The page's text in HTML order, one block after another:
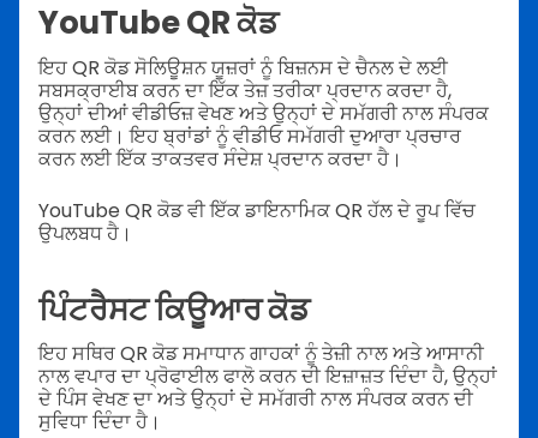
YouTube QR ਕੋਡ
ਇਹ QR ਕੋਡ ਸੋਲਿਊਸ਼ਨ ਯੂਜ਼ਰਾਂ ਨੂੰ ਬਿਜ਼ਨਸ ਦੇ ਚੈਨਲ ਦੇ ਲਈ
ਸਬਸਕ੍ਰਾਈਬ ਕਰਨ ਦਾ ਇੱਕ ਤੇਜ਼ ਤਰੀਕਾ ਪ੍ਰਦਾਨ ਕਰਦਾ ਹੈ,
ਉਨ੍ਹਾਂ ਦੀਆਂ ਵੀਡੀਓਜ਼ ਵੇਖਣ ਅਤੇ ਉਨ੍ਹਾਂ ਦੇ ਸਮੱਗਰੀ ਨਾਲ ਸੰਪਰਕ
ਕਰਨ ਲਈ। ਇਹ ਬ੍ਰਾਂਡਾਂ ਨੂੰ ਵੀਡੀਓ ਸਮੱਗਰੀ ਦੁਆਰਾ ਪ੍ਰਚਾਰ
ਕਰਨ ਲਈ ਇੱਕ ਤਾਕਤਵਰ ਸੰਦੇਸ਼ ਪ੍ਰਦਾਨ ਕਰਦਾ ਹੈ।
YouTube QR ਕੋਡ ਵੀ ਇੱਕ ਡਾਇਨਾਮਿਕ QR ਹੱਲ ਦੇ ਰੂਪ ਵਿੱਚ
ਉਪਲਬਧ ਹੈ।
ਪਿੰਟਰੈਸਟ ਕਿਊਆਰ ਕੋਡ
ਇਹ ਸਥਿਰ QR ਕੋਡ ਸਮਾਧਾਨ ਗਾਹਕਾਂ ਨੂੰ ਤੇਜ਼ੀ ਨਾਲ ਅਤੇ ਆਸਾਨੀ
ਨਾਲ ਵਪਾਰ ਦਾ ਪ੍ਰੋਫਾਈਲ ਫਾਲੋ ਕਰਨ ਦੀ ਇਜ਼ਾਜ਼ਤ ਦਿੰਦਾ ਹੈ, ਉਨ੍ਹਾਂ
ਦੇ ਪਿੰਸ ਵੇਖਣ ਦਾ ਅਤੇ ਉਨ੍ਹਾਂ ਦੇ ਸਮੱਗਰੀ ਨਾਲ ਸੰਪਰਕ ਕਰਨ ਦੀ
ਸੁਵਿਧਾ ਦਿੰਦਾ ਹੈ।